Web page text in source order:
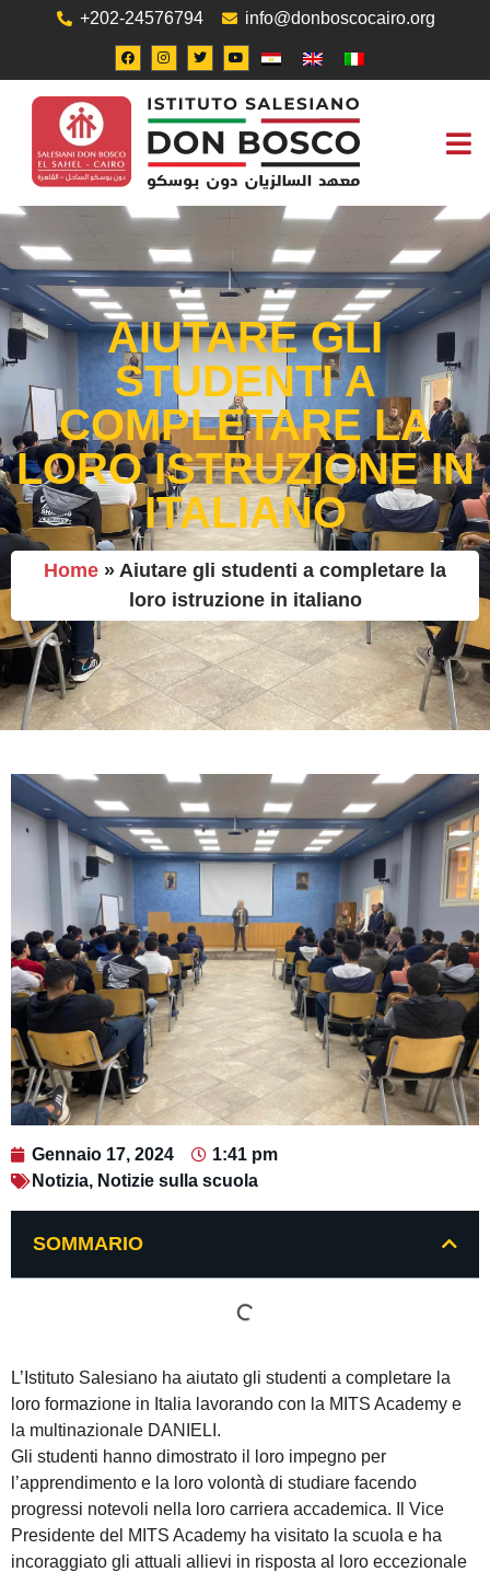
+202-24576794 info@donboscocairo.org
AIUTARE GLI
STUDENTI A
COMPLETARE LA
LORO ISTRUZIONE IN
ITALIANO
Home » Aiutare gli studenti a completare la
loro istruzione in italiano
Gennaio 17, 2024
1:41 pm
Notizia, Notizie sulla scuola
SOMMARIO
L’Istituto Salesiano ha aiutato gli studenti a completare la
loro formazione in Italia lavorando con la MITS Academy e
la multinazionale DANIELI.
Gli studenti hanno dimostrato il loro impegno per
l’apprendimento e la loro volontà di studiare facendo
progressi notevoli nella loro carriera accademica. Il Vice
Presidente del MITS Academy ha visitato la scuola e ha
incoraggiato gli attuali allievi in risposta al loro eccezionale